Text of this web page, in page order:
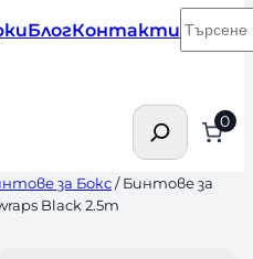
БлогКонтакти
Търсене 0
за Бокс/ Бинтове за
Black 2.5m